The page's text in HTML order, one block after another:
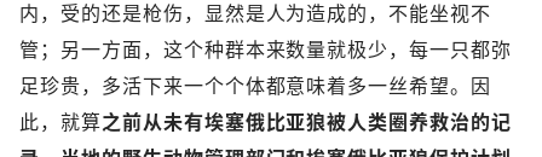
内，受的还是枪伤，显然是人为造成的，不能坐视不
管；另一方面，这个种群本来数量就极少，每一只都弥
足珍贵，多活下来一个个体都意味着多一丝希望。因
此，就算之前从未有埃塞俄比亚狼被人类圈养救治的记